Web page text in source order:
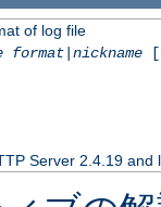
of log file
format| nickname
Server 2.4.19 and